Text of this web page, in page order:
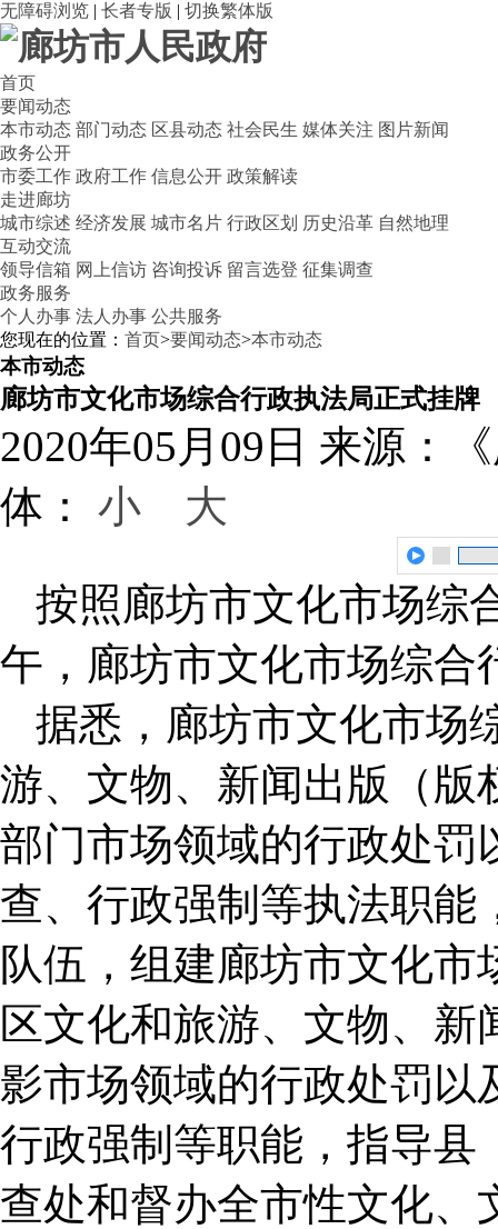
无障碍浏览 | 长者专版 | 切换繁体版
首页
要闻动态
本市动态 部门动态 区县动态 社会民生 媒体关注 图片新闻
政务公开
市委工作 政府工作 信息公开 政策解读
走进廊坊
城市综述 经济发展 城市名片 行政区划 历史沿革 自然地理
互动交流
领导信箱 网上信访 咨询投诉 留言选登 征集调查
政务服务
个人办事 法人办事 公共服务
您现在的位置： 首页>要闻动态>本市动态
本市动态
廊坊市文化市场综合行政执法局正式挂牌
2020年05月09日 来源：
体： 小 大
按照廊坊市文化市场综
午，廊坊市文化市场综合
据悉，廊坊市文化市场
游、文物、新闻出版（版
部门市场领域的行政处罚
查、行政强制等执法职能
队伍，组建廊坊市文化
区文化和旅游、文物、
影市场领域的行政处罚以
行政强制等职能，指导县
查处和督办全市性文化、